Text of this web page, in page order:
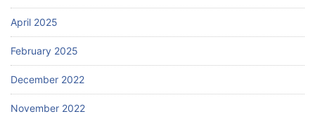
April 2025
February 2025
December 2022
November 2022